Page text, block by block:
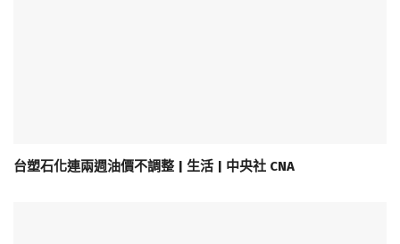
台塑石化連兩週油價不調整 | 生活 | 中央社 CNA